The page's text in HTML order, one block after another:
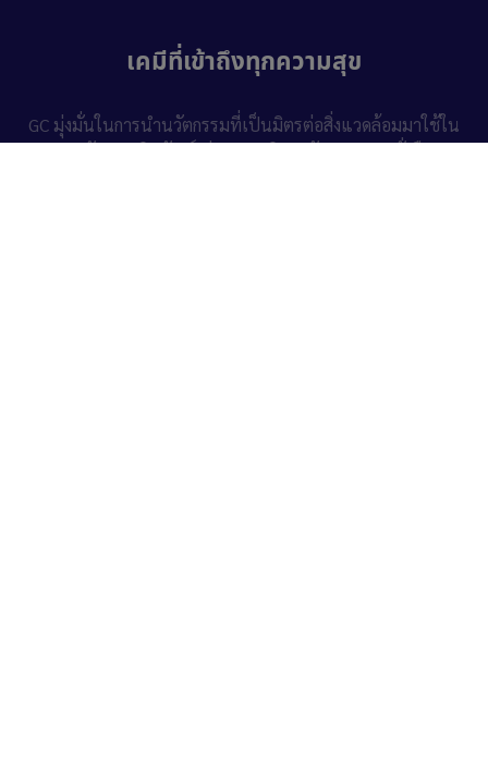
เคมีที่เข้าถึงทุกความสุข
GC มุ่งมั่นในการนำนวัตกรรมที่เป็นมิตรต่อสิ่งแวดล้อมมาใช้ใน